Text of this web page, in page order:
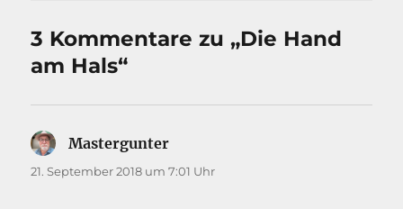
3 Kommentare zu „Die Hand
am Hals“
Mastergunter
21. September 2018 um 7:01 Uhr